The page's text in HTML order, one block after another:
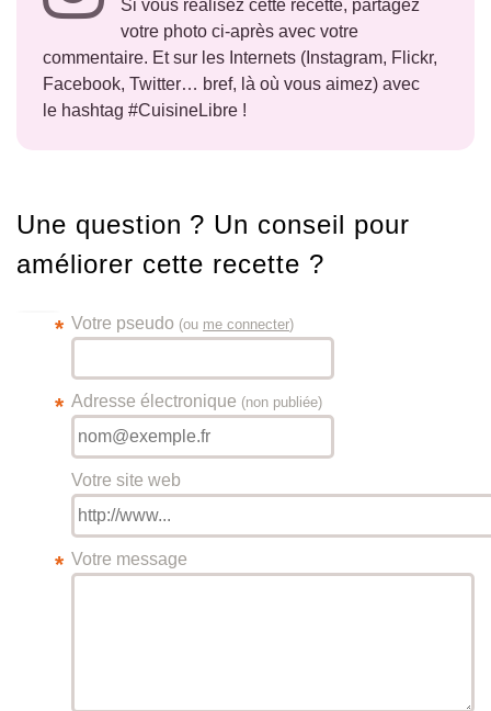
Si vous réalisez cette recette, partagez
votre photo ci-après avec votre
commentaire. Et sur les Internets (Instagram, Flickr,
Facebook, Twitter… bref, là où vous aimez) avec
le hashtag #CuisineLibre !
Une question ? Un conseil pour
améliorer cette recette ?
Votre pseudo
* (ou me connecter)
Adresse électronique (non publiée)
*
Votre site web
Votre message
*